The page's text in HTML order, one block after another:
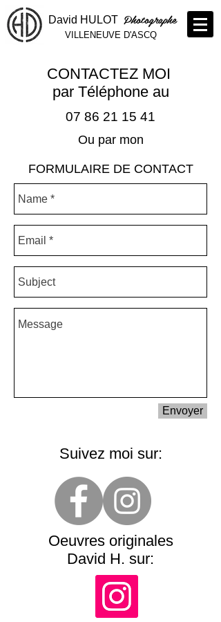
David HULOT Photographe
VILLENEUVE D'ASCQ
CONTACTEZ MOI
par Téléphone au
07 86 21 15 41
Ou par mon
FORMULAIRE DE CONTACT
Envoyer
Suivez moi sur:
Oeuvres originales
David H. sur: